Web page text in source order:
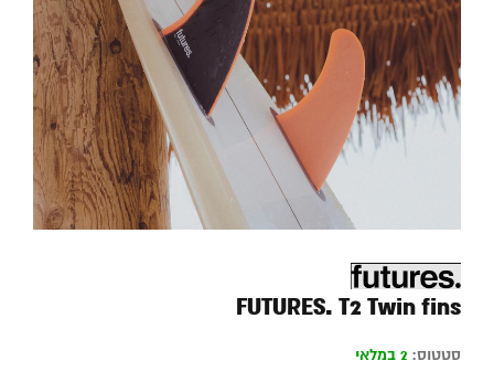
FUTURES. T2 Twin fins
סטטוס: 2 במלאי